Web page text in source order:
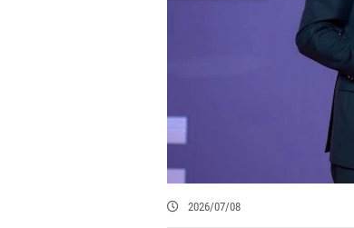
2026/07/08